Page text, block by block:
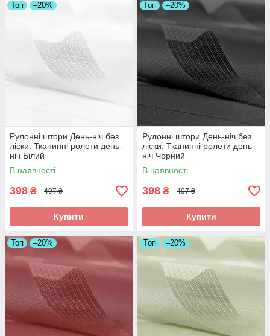
Топ –20%
Рулонні штори День-ніч без
ліски. Тканинні ролети день-
ніч Білий
В наявності
398 ₴ 497 ₴
Купити
Топ –20%
Рулонні штори День-ніч без
ліски. Тканинні ролети день-
ніч Чорний
В наявності
398 ₴ 497 ₴
Купити
Топ –20% Топ –20%